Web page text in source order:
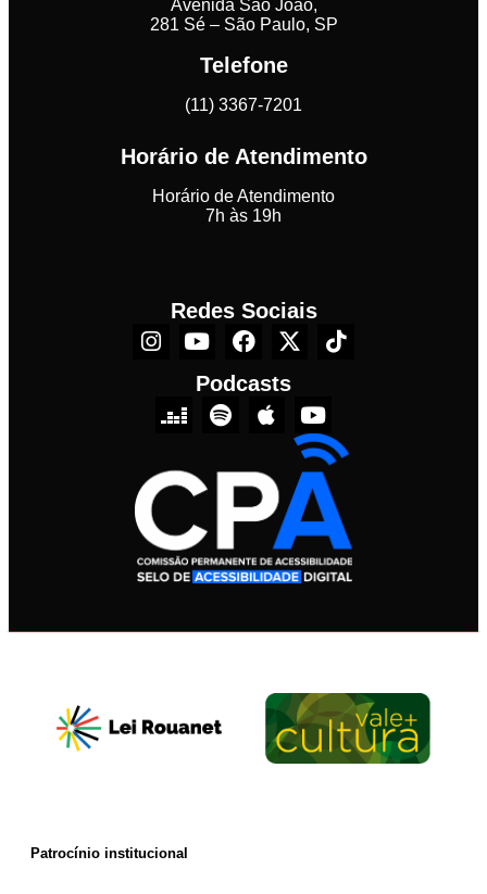
Avenida São João,
281 Sé – São Paulo, SP
Telefone
(11) 3367-7201
Horário de Atendimento
Horário de Atendimento
7h às 19h
Redes Sociais
Podcasts
Patrocínio institucional